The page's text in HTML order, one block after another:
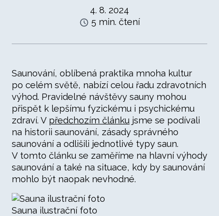
4. 8. 2024
5 min. čtení
Saunování, oblíbená praktika mnoha kultur
po celém světě, nabízí celou řadu zdravotních
výhod. Pravidelné návštěvy sauny mohou
přispět k lepšímu fyzickému i psychickému
zdraví. V předchozím článku jsme se podívali
na historii saunování, zásady správného
saunování a odlišili jednotlivé typy saun.
V tomto článku se zaměříme na hlavní výhody
saunování a také na situace, kdy by saunování
mohlo být naopak nevhodné.
Sauna ilustrační foto